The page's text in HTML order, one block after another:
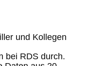
und Kollegen
bei RDS durch.